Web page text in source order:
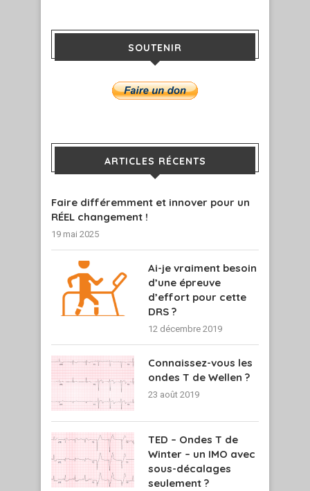
SOUTENIR
ARTICLES RÉCENTS
Faire différemment et innover pour un
RÉEL changement !
19 mai 2025
Ai-je vraiment besoin
d’une épreuve
d’effort pour cette
DRS ?
12 décembre 2019
Connaissez-vous les
ondes T de Wellen ?
23 août 2019
TED – Ondes T de
Winter – un IMO avec
sous-décalages
seulement ?